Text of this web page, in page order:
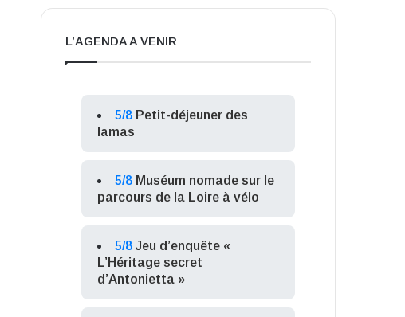
L’AGENDA A VENIR
5/8 Petit-déjeuner des
lamas
5/8 Muséum nomade sur le
parcours de la Loire à vélo
5/8 Jeu d’enquête «
L’Héritage secret
d’Antonietta »